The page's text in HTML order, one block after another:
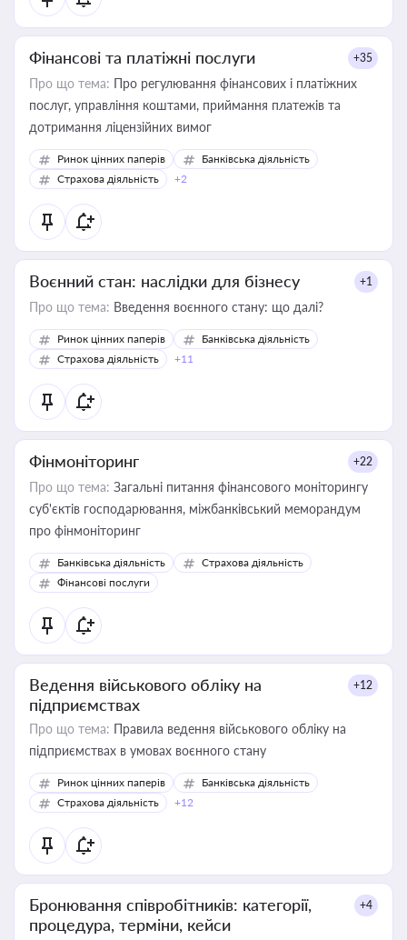
Фінансові та платіжні послуги +35
Про що тема: Про регулювання фінансових і платіжних
послуг, управління коштами, приймання платежів та
дотримання ліцензійних вимог
Ринок цінних паперів
Банківська діяльність
Страхова діяльність
+2
Воєнний стан: наслідки для бізнесу +1
Про що тема: Введення воєнного стану: що далі?
Ринок цінних паперів
Банківська діяльність
Страхова діяльність
+11
Фінмоніторинг +22
Про що тема: Загальні питання фінансового моніторингу
суб'єктів господарювання, міжбанківський меморандум
про фінмоніторинг
Банківська діяльність
Страхова діяльність
Фінансові послуги
Ведення військового обліку на
підприємствах
+12
Про що тема: Правила ведення військового обліку на
підприємствах в умовах воєнного стану
Ринок цінних паперів
Банківська діяльність
Страхова діяльність
+12
Бронювання співробітників: категорії,
процедура, терміни, кейси
+4